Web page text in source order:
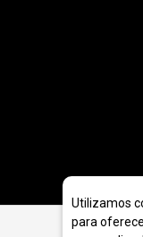
Utilizamos
para